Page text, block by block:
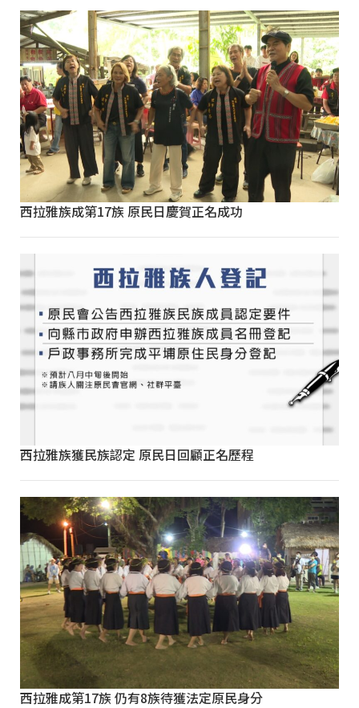
西拉雅族成第17族 原民日慶賀正名成功
西拉雅族獲民族認定 原民日回顧正名歷程
西拉雅成第17族 仍有8族待獲法定原民身分